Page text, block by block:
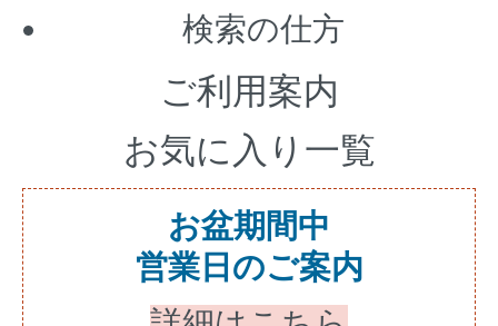
検索の仕方
ご利用案内
お気に入り一覧
お盆期間中
営業日のご案内